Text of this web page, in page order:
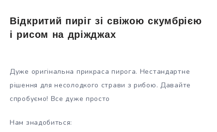
Відкритий пиріг зі свіжою скумбрією
і рисом на дріжджах
Дуже оригінальна прикраса пирога. Нестандартне
рішення для несолодкого страви з рибою. Давайте
спробуємо! Все дуже просто
Нам знадобиться: